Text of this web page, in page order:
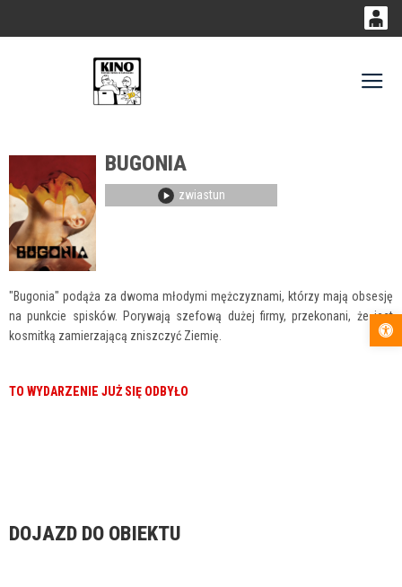
Otwórz
BUGONIA
zwiastun
"Bugonia" podąża za dwoma młodymi mężczyznami, którzy mają obsesję
na punkcie spisków. Porywają szefową dużej firmy, przekonani, że jest
kosmitką zamierzającą zniszczyć Ziemię.
TO WYDARZENIE JUŻ SIĘ ODBYŁO
DOJAZD DO OBIEKTU